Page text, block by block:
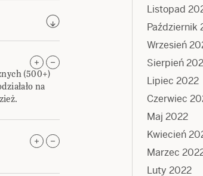
(500+)
na
Listopad
Październik
Wrzesień
Sierpień
Lipiec 2022
Czerwiec
Maj 2022
Kwiecień
Marzec
Luty 2022